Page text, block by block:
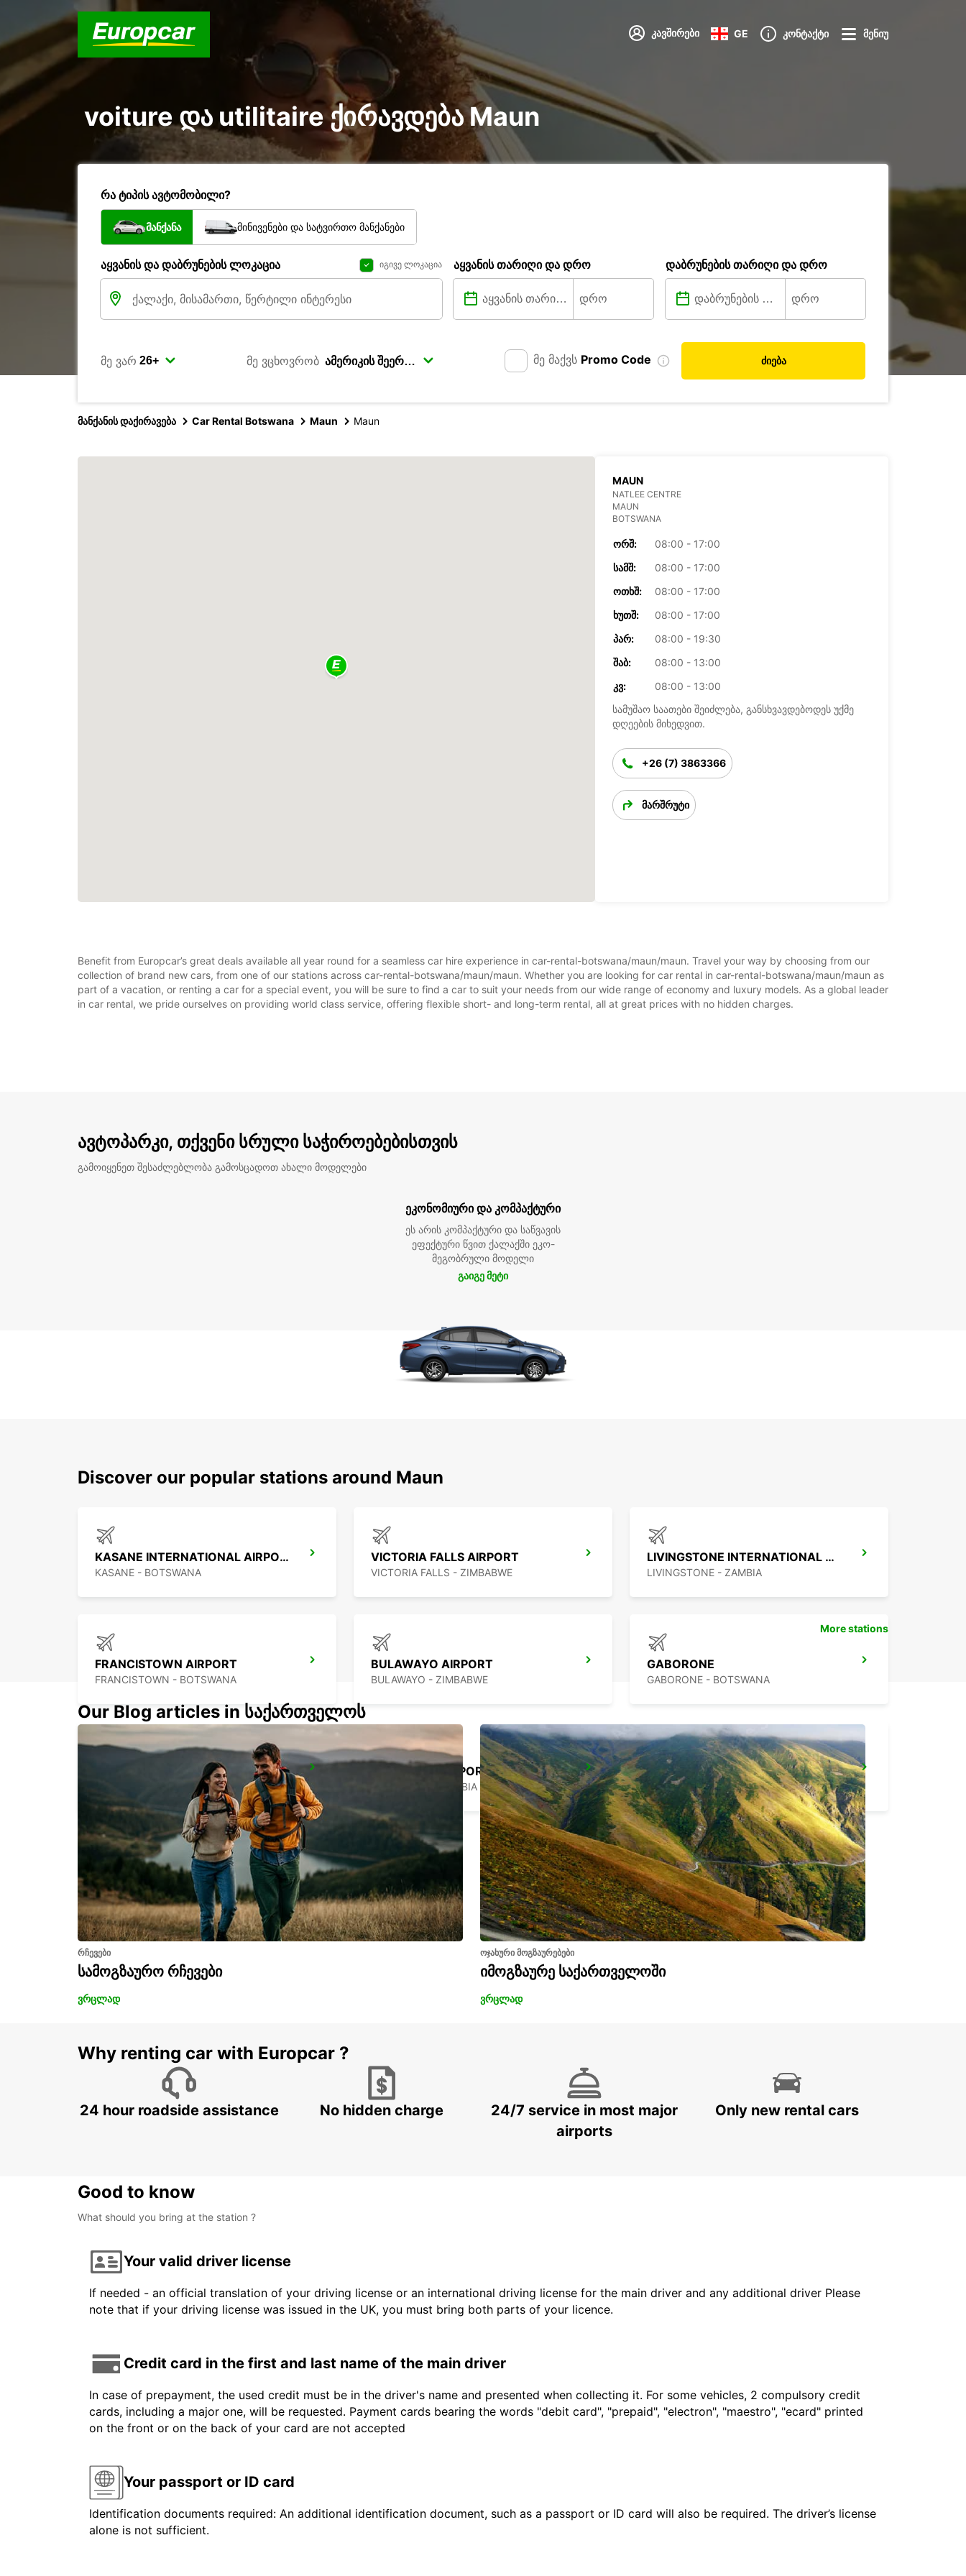
კავშირები GE კონტაქტი მენიუ
voiture და utilitaire ქირავდება Maun
რა ტიპის ავტომობილი?
მანქანა მინივენები და სატვირთო მანქანები
აყვანის და დაბრუნების ლოკაცია იგივე ლოკაცია აყვანის თარიღი და დრო დაბრუნების თარიღი და დრო
მე ვარ მე ვცხოვრობ მე მაქვს Promo Code ძიება
მანქანის დაქირავება Car Rental Botswana Maun Maun
MAUN
NATLEE CENTRE
MAUN
BOTSWANA
ᲝᲠᲨ:
08:00 - 17:00
ᲡᲐᲛᲨ:
08:00 - 17:00
ᲝᲗᲮᲨ:
08:00 - 17:00
ᲮᲣᲗᲨ:
08:00 - 17:00
ᲞᲐᲠ:
08:00 - 19:30
ᲨᲐᲑ:
08:00 - 13:00
ᲙᲕ:
08:00 - 13:00
სამუშაო საათები შეიძლება, განსხვავდებოდეს უქმე
დღეების მიხედვით.
+26 (7) 3863366
მარშრუტი
Benefit from Europcar’s great deals available all year round for a seamless car hire experience in car-rental-botswana/maun/maun. Travel your way by choosing from our
collection of brand new cars, from one of our stations across car-rental-botswana/maun/maun. Whether you are looking for car rental in car-rental-botswana/maun/maun as
part of a vacation, or renting a car for a special event, you will be sure to find a car to suit your needs from our wide range of economy and luxury models. As a global leader
in car rental, we pride ourselves on providing world class service, offering flexible short- and long-term rental, all at great prices with no hidden charges.
ავტოპარკი, თქვენი სრული საჭიროებებისთვის
გამოიყენეთ შესაძლებლობა გამოსცადოთ ახალი მოდელები
ეკონომიური და კომპაქტური
ეს არის კომპაქტური და საწვავის
ეფექტური წვით ქალაქში ეკო-
მეგობრული მოდელი
გაიგე მეტი
Discover our popular stations around Maun
KASANE INTERNATIONAL AIRPORT
KASANE - BOTSWANA
VICTORIA FALLS AIRPORT
VICTORIA FALLS - ZIMBABWE
LIVINGSTONE INTERNATIONAL AIRPORT
LIVINGSTONE - ZAMBIA
FRANCISTOWN AIRPORT
FRANCISTOWN - BOTSWANA
BULAWAYO AIRPORT
BULAWAYO - ZIMBABWE
GABORONE
GABORONE - BOTSWANA
WINDHOEK AIRPORT
WINDHOEK - NAMIBIA
MAFIKENG
MAFIKENG - SOUTH AFRICA
More stations
Our Blog articles in საქართველოს
რჩევები
სამოგზაურო რჩევები
ვრცლად
ოჯახური მოგზაურებები
იმოგზაურე საქართველოში
ვრცლად
Why renting car with Europcar ?
24 hour roadside assistance No hidden charge
24/7 service in most major
airports
Only new rental cars
Good to know
What should you bring at the station ?
Your valid driver license
If needed - an official translation of your driving license or an international driving license for the main driver and any additional driver Please
note that if your driving license was issued in the UK, you must bring both parts of your licence.
Credit card in the first and last name of the main driver
In case of prepayment, the used credit must be in the driver's name and presented when collecting it. For some vehicles, 2 compulsory credit
cards, including a major one, will be requested. Payment cards bearing the words "debit card", "prepaid", "electron", "maestro", "ecard" printed
on the front or on the back of your card are not accepted
Your passport or ID card
Identification documents required: An additional identification document, such as a passport or ID card will also be required. The driver’s license
alone is not sufficient.